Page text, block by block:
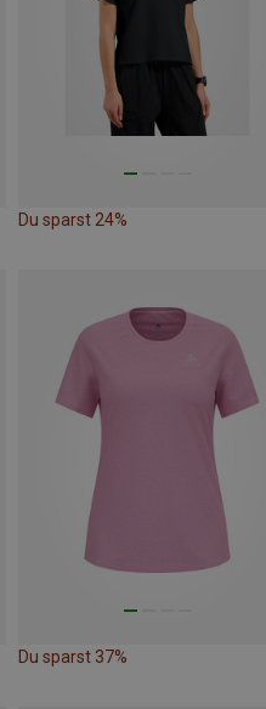
Du sparst 24%
Du sparst 37%